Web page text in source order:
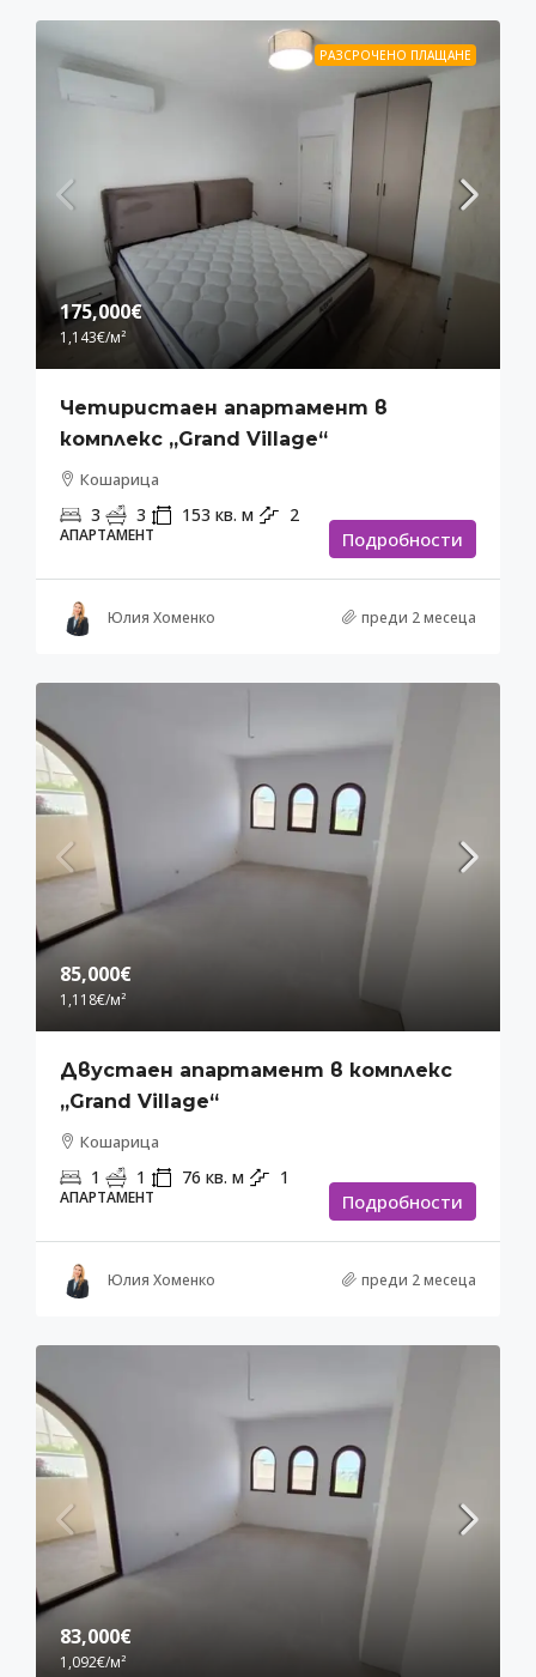
РАЗСРОЧЕНО ПЛАЩАНЕ
175,000€
1,143€/м²
Четиристаен апартамент в
комплекс „Grand Village“
Кошарица
3 3 153 кв. м 2
АПАРТАМЕНТ Подробности
Юлия Хоменко преди 2 месеца
85,000€
1,118€/м²
Двустаен апартамент в комплекс
„Grand Village“
Кошарица
1 1 76 кв. м 1
АПАРТАМЕНТ Подробности
Юлия Хоменко преди 2 месеца
83,000€
1,092€/м²